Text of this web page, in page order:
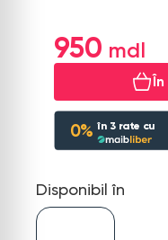
950
În
0% în 3rate cu
Disponibil în